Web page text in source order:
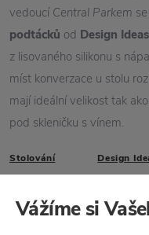
vedoucí Central Parkem
podtácků od Design Ideas
z lisovaného silikonu s
míst konverzace u stolu
mají ideální velikost tak
pod skleničku s vínem.
Stolování Design
Vlastnosti
Vážíme si